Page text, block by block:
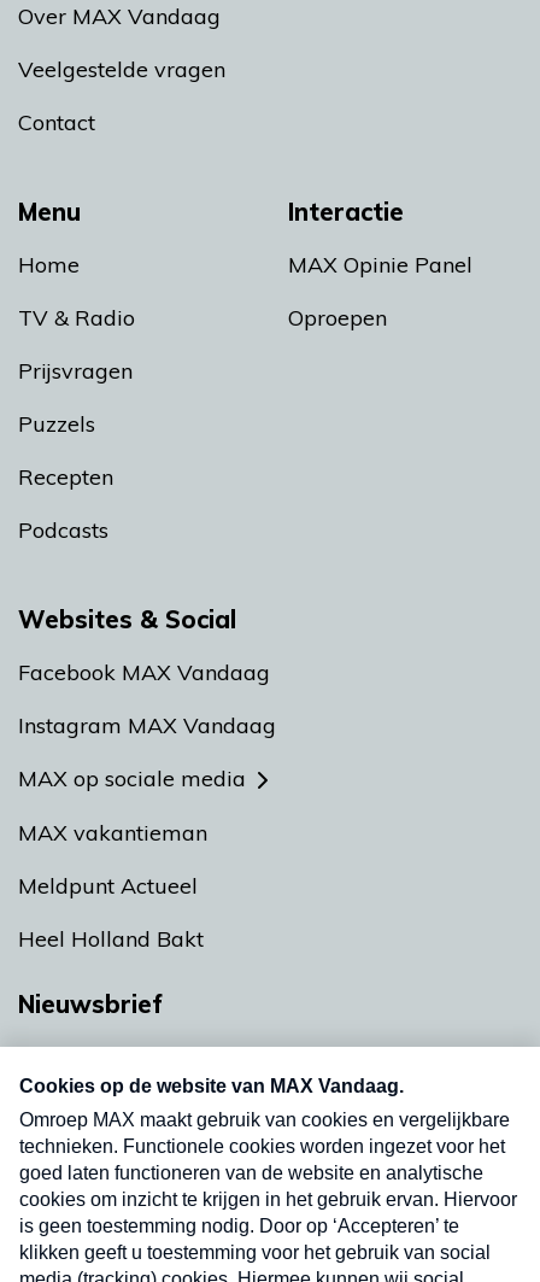
Menu
Home
TV & Radio
Prijsvragen
Puzzels
Recepten
Podcasts
Interactie
MAX Opinie Panel
Oproepen
Over MAX Vandaag
Veelgestelde vragen
Contact
Websites & Social
Facebook MAX Vandaag
Instagram MAX Vandaag
MAX op sociale media
MAX vakantieman
Meldpunt Actueel
Heel Holland Bakt
Nieuwsbrief
nieuwsbrief. Elke vrijdag- en dinsdagochtend in
uw mailbox.
Verzend